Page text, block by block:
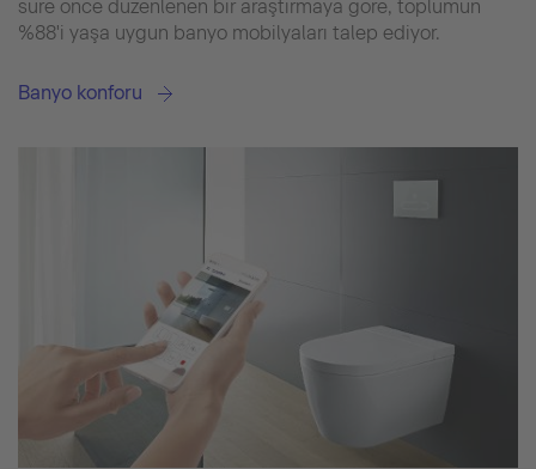
süre önce düzenlenen bir araştırmaya göre, toplumun
%88'i yaşa uygun banyo mobilyaları talep ediyor.
Banyo konforu